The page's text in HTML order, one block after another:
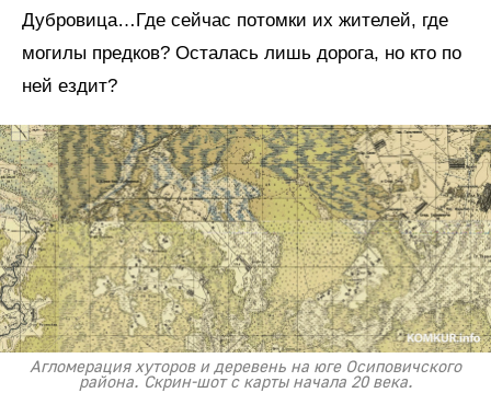
Дубровица…Где сейчас потомки их жителей, где
могилы предков? Осталась лишь дорога, но кто по
ней ездит?
Агломерация хуторов и деревень на юге Осиповичского
района. Скрин-шот с карты начала 20 века.